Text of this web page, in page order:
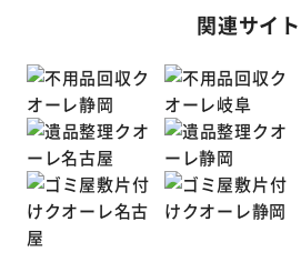
関連サイト